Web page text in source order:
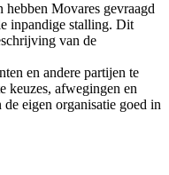
hebben Movares gevraagd
inpandige stalling. Dit
van de
en andere partijen te
keuzes, afwegingen en
eigen organisatie goed in